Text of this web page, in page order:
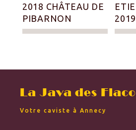
2018 CHÂTEAU DE
PIBARNON
La Java des
Votre caviste à Annecy